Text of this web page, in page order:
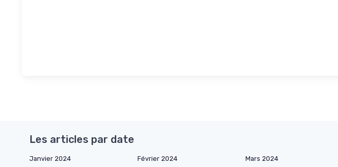
Les articles par date
Janvier 2024 Février 2024 Mars 2024